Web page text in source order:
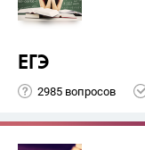
ЕГЭ
2985 вопросов